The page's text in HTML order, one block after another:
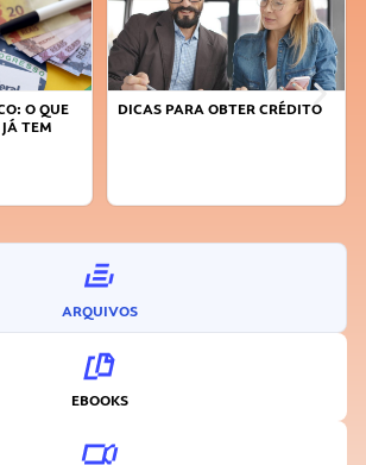
O QUE
TEM
DICAS PARA OBTER CRÉDITO
ARQUIVOS
EBOOKS